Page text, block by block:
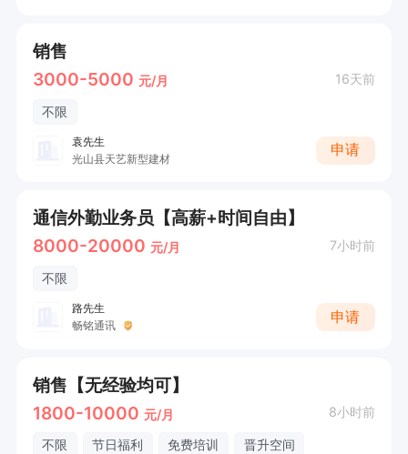
销售
3000-5000 元/月 16天前
不限
袁先生
光山县天艺新型建材
申请
通信外勤业务员【高薪+时间自由】
8000-20000 元/月 7小时前
不限
路先生
畅铭通讯
申请
销售【无经验均可】
1800-10000 元/月 8小时前
不限 节日福利 免费培训 晋升空间